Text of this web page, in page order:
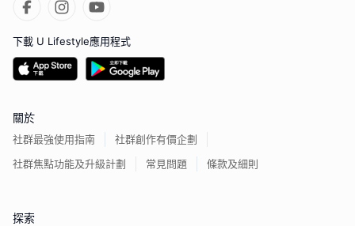
下載 U Lifestyle應用程式
關於
社群最強使用指南
社群創作有價企劃
社群焦點功能及升級計劃
常見問題 條款及細則
探索